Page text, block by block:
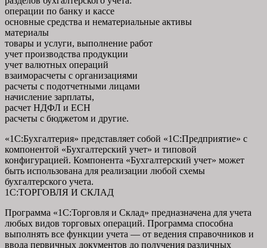
операции по банку и кассе
основные средства и нематериальные активы
материалы
товары и услуги, выполнение работ
учет производства продукции
учет валютных операций
взаиморасчеты с организациями
расчеты с подотчетными лицами
начисление зарплаты,
расчет НДФЛ и ЕСН
расчеты с бюджетом и другие.
«1С:Бухгалтерия» представляет собой «1С:Предприятие» с
компонентой «Бухгалтерский учет» и типовой
конфигурацией. Компонента «Бухгалтерский учет» может
быть использована для реализации любой схемы
бухгалтерского учета.
1С:ТОРГОВЛЯ И СКЛАД
Программа «1С:Торговля и Склад» предназначена для учета
любых видов торговых операций. Программа способна
выполнять все функции учета — от ведения справочников и
ввода первичных документов до получения различных